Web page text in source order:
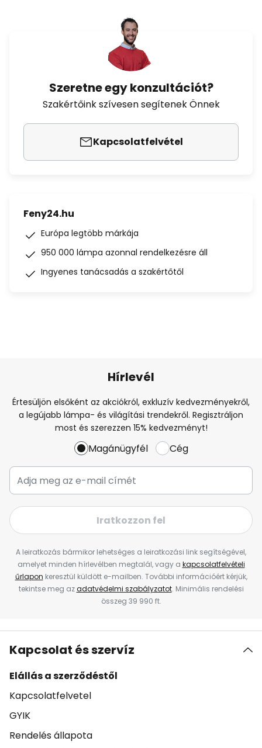
Szeretne egy konzultációt?
Szakértőink szívesen segítenek Önnek
Kapcsolatfelvétel
Feny24.hu
Európa legtöbb márkája
950 000 lámpa azonnal rendelkezésre áll
Ingyenes tanácsadás a szakértőtől
Hírlevél
Értesüljön elsőként az akciókról, exkluzív kedvezményekről,
a legújabb lámpa- és világítási trendekről. Regisztráljon
most és szerezzen 15% kedvezményt!
Magánügyfél Cég
Iratkozzon fel
A leiratkozás bármikor lehetséges a leiratkozási link segítségével,
amelyet minden hírlevélben megtalál, vagy a kapcsolatfelvételi
űrlapon keresztül küldött e-mailben. További információért kérjük,
tekintse meg azadatvédelmi szabályzatot. Minimális rendelési
összeg 39 990 ft.
Kapcsolat és szervíz
Elállás a szerződéstől
Kapcsolatfelvetel
GYIK
Rendelés állapota